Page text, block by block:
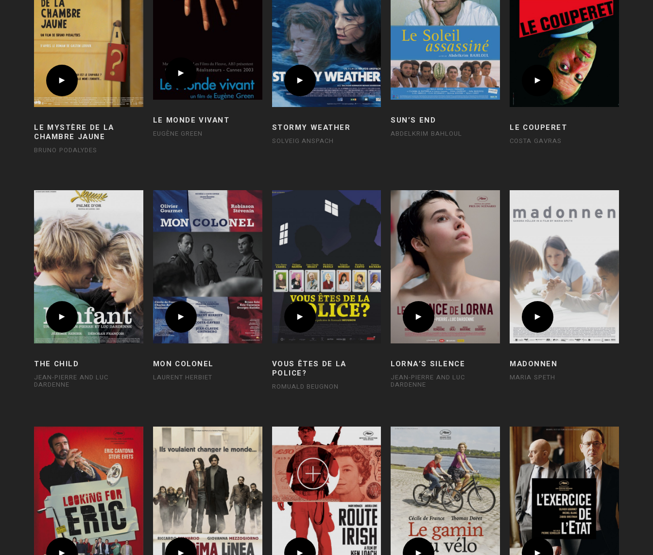
LE MYSTÈRE DE LA
CHAMBRE JAUNE
BRUNO PODALYDES
LE MONDE VIVANT
EUGÈNE GREEN
STORMY WEATHER
SOLVEIG ANSPACH
SUN’S END
ABDELKRIM BAHLOUL
LE COUPERET
COSTA GAVRAS
THE CHILD
JEAN-PIERRE AND LUC
DARDENNE
MON COLONEL
LAURENT HERBIET
VOUS ÊTES DE LA
POLICE?
ROMUALD BEUGNON
LORNA’S SILENCE
JEAN-PIERRE AND LUC
DARDENNE
MADONNEN
MARIA SPETH